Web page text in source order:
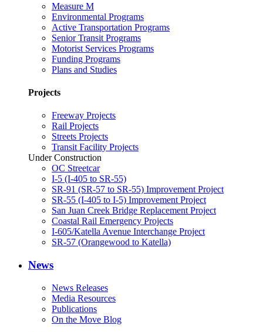
Measure M
Environmental Programs
Active Transportation Programs
Senior Transit Programs
Motorist Services Programs
Funding Programs
Plans and Studies
Projects
Freeway Projects
Rail Projects
Streets Projects
Transit Facility Projects
Under Construction
OC Streetcar
I-5 (I-405 to SR-55)
SR-91 (SR-57 to SR-55) Improvement Project
SR-55 (I-405 to I-5) Improvement Project
San Juan Creek Bridge Replacement Project
Coastal Rail Emergency Projects
I-605/Katella Avenue Interchange Project
SR-57 (Orangewood to Katella)
News
News Releases
Media Resources
Publications
On the Move Blog